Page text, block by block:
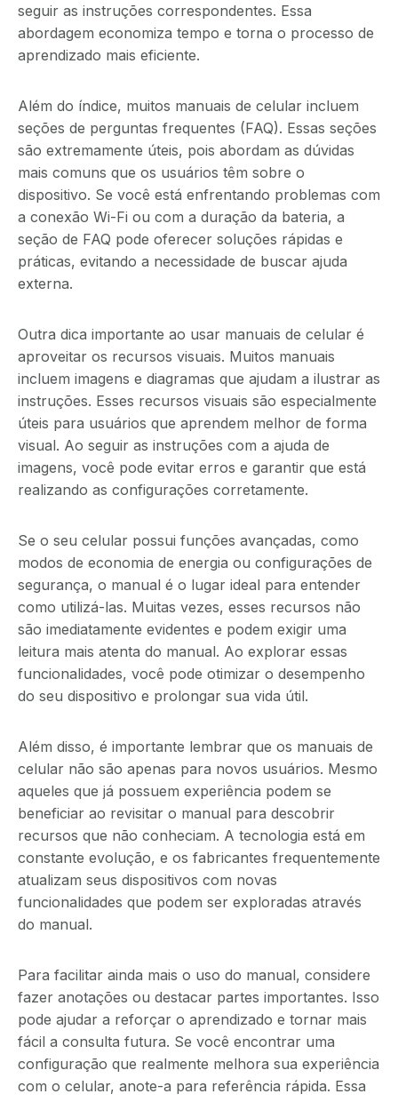
seguir as instruções correspondentes. Essa
abordagem economiza tempo e torna o processo de
aprendizado mais eficiente.
Além do índice, muitos manuais de celular incluem
seções de perguntas frequentes (FAQ). Essas seções
são extremamente úteis, pois abordam as dúvidas
mais comuns que os usuários têm sobre o
dispositivo. Se você está enfrentando problemas com
a conexão Wi-Fi ou com a duração da bateria, a
seção de FAQ pode oferecer soluções rápidas e
práticas, evitando a necessidade de buscar ajuda
externa.
Outra dica importante ao usar manuais de celular é
aproveitar os recursos visuais. Muitos manuais
incluem imagens e diagramas que ajudam a ilustrar as
instruções. Esses recursos visuais são especialmente
úteis para usuários que aprendem melhor de forma
visual. Ao seguir as instruções com a ajuda de
imagens, você pode evitar erros e garantir que está
realizando as configurações corretamente.
Se o seu celular possui funções avançadas, como
modos de economia de energia ou configurações de
segurança, o manual é o lugar ideal para entender
como utilizá-las. Muitas vezes, esses recursos não
são imediatamente evidentes e podem exigir uma
leitura mais atenta do manual. Ao explorar essas
funcionalidades, você pode otimizar o desempenho
do seu dispositivo e prolongar sua vida útil.
Além disso, é importante lembrar que os manuais de
celular não são apenas para novos usuários. Mesmo
aqueles que já possuem experiência podem se
beneficiar ao revisitar o manual para descobrir
recursos que não conheciam. A tecnologia está em
constante evolução, e os fabricantes frequentemente
atualizam seus dispositivos com novas
funcionalidades que podem ser exploradas através
do manual.
Para facilitar ainda mais o uso do manual, considere
fazer anotações ou destacar partes importantes. Isso
pode ajudar a reforçar o aprendizado e tornar mais
fácil a consulta futura. Se você encontrar uma
configuração que realmente melhora sua experiência
com o celular, anote-a para referência rápida. Essa